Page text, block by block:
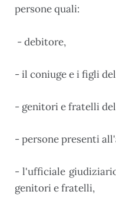
persone quali:
- debitore,
- il coniuge e i figli
- genitori e fratelli
- persone presenti
- l'ufficiale
genitori e fratelli,